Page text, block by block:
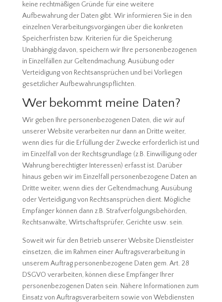
keine rechtmäßigen Gründe für eine weitere
Aufbewahrung der Daten gibt. Wir informieren Sie in den
einzelnen Verarbeitungsvorgängen über die konkreten
Speicherfristen bzw. Kriterien für die Speicherung.
Unabhängig davon, speichern wir Ihre personenbezogenen
in Einzelfällen zur Geltendmachung, Ausübung oder
Verteidigung von Rechtsansprüchen und bei Vorliegen
gesetzlicher Aufbewahrungspflichten.
Wer bekommt meine Daten?
Wir geben Ihre personenbezogenen Daten, die wir auf
unserer Website verarbeiten nur dann an Dritte weiter,
wenn dies für die Erfüllung der Zwecke erforderlich ist und
im Einzelfall von der Rechtsgrundlage (z.B. Einwilligung oder
Wahrung berechtigter Interessen) erfasst ist. Darüber
hinaus geben wir im Einzelfall personenbezogene Daten an
Dritte weiter, wenn dies der Geltendmachung, Ausübung
oder Verteidigung von Rechtsansprüchen dient. Mögliche
Empfänger können dann z.B. Strafverfolgungsbehörden,
Rechtsanwälte, Wirtschaftsprüfer, Gerichte usw. sein.
Soweit wir für den Betrieb unserer Website Dienstleister
einsetzen, die im Rahmen einer Auftragsverarbeitung in
unserem Auftrag personenbezogene Daten gem. Art. 28
DSGVO verarbeiten, können diese Empfänger Ihrer
personenbezogenen Daten sein. Nähere Informationen zum
Einsatz von Auftragsverarbeitern sowie von Webdiensten